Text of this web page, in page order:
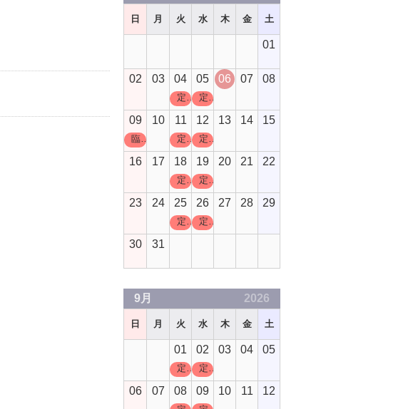
日 月 火 水 木 金 土
01
02 03 04
定休日
05
定休日
06 07 08
09
臨時休業
10 11
定休日
12
定休日
13 14 15
16 17 18
定休日
19
定休日
20 21 22
23 24 25
定休日
26
定休日
27 28 29
30 31
9月 2026
日 月 火 水 木 金 土
01
定休日
02
定休日
03 04 05
06 07 08 09 10 11 12